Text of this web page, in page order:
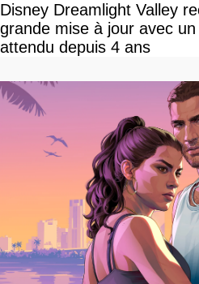
Disney Dreamlight Valley
grande mise à jour avec
attendu depuis 4 ans